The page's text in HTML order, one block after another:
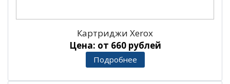
Картриджи Xerox
Цена: от 660 рублей
Подробнее